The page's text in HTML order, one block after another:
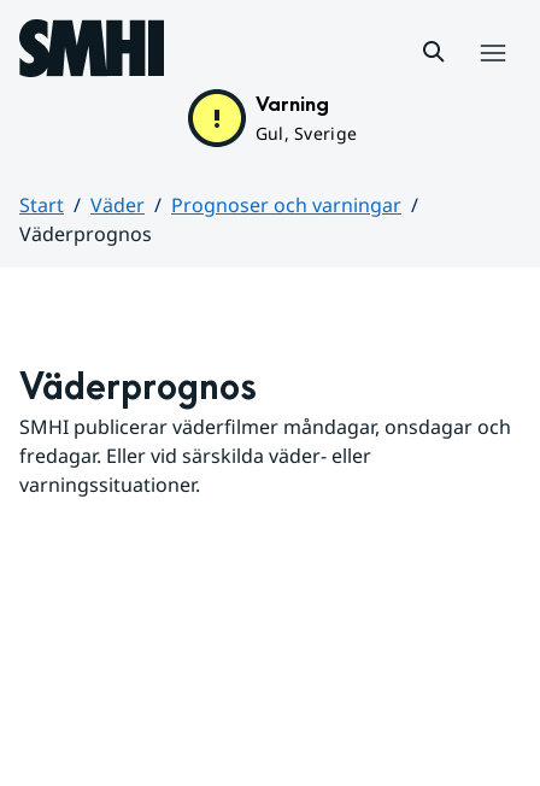
Hoppa till sidans innehåll
Varning
Gul, Sverige
Start Väder
Prognoser och varningar
Väderprognos
Väderprognos
SMHI publicerar väderfilmer måndagar, onsdagar och
fredagar. Eller vid särskilda väder- eller
varningssituationer.